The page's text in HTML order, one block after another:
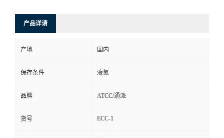
产品详请
产地 国内
保存条件 液氮
品牌 ATCC/通派
货号 ECC-1